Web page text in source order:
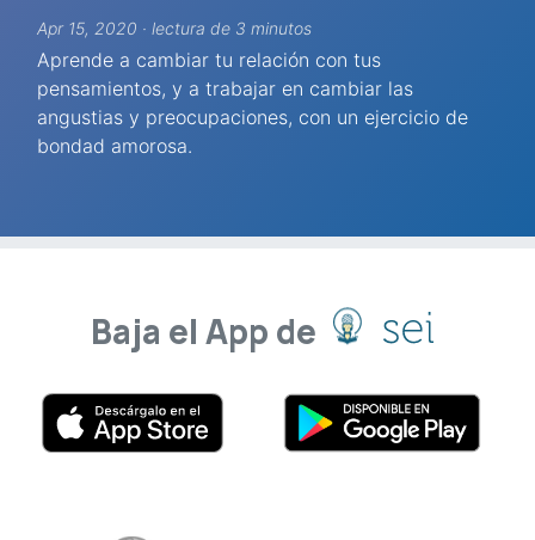
Apr 15, 2020 · lectura de 3 minutos
Aprende a cambiar tu relación con tus
pensamientos, y a trabajar en cambiar las
angustias y preocupaciones, con un ejercicio de
bondad amorosa.
Baja el App de